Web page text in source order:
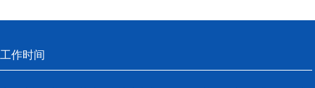
工作时间